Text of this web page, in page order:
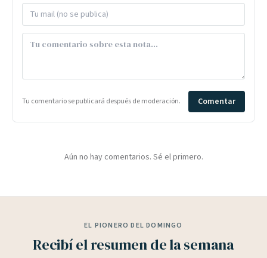
Tu comentario se publicará después de moderación. Comentar
Aún no hay comentarios. Sé el primero.
EL PIONERO DEL DOMINGO
Recibí el resumen de la semana